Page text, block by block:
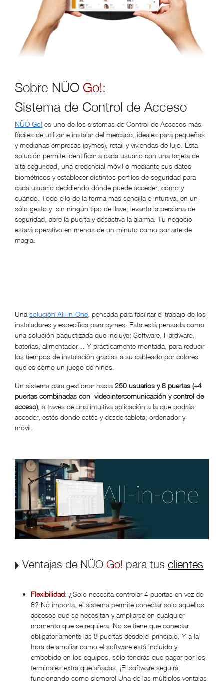
Sobre NÜO Go!:
Sistema de Control de Acceso
NÜO Go! es uno de los sistemas de Control de Accesos más
fáciles de utilizar e instalar del mercado, ideales para pequeñas
y medianas empresas (pymes), retail y viviendas de lujo. Esta
solución permite identificar a cada usuario con una tarjeta de
alta seguridad, una credencial móvil o mediante sus datos
biométricos y establecer distintos perfiles de seguridad para
cada usuario decidiendo dónde puede acceder, cómo y
cuándo. Todo ello de la forma más sencilla e intuitiva, en un
sólo gesto y sin ningún tipo de llave, levanta la persiana de
seguridad, abre la puerta y desactiva la alarma. Tu negocio
estará operativo en menos de un minuto como por arte de
magia.
Una solución All-in-One , pensada para facilitar el trabajo de los
instaladores y específica para pymes. Esta está pensada como
una solución paquetizada que incluye: Software, Hardware,
baterías, alimentador… Y prácticamente montada, para reducir
los tiempos de instalación gracias a su cableado por colores
que es como un juego de niños.
Un sistema para gestionar hasta 250 usuarios y 8 puertas (+4
puertas combinadas con videointercomunicación y control de
acceso), a través de una intuitiva aplicación a la que podrás
acceder, estés donde estés y desde tableta, ordenador y
móvil.
Ventajas de NÜOGo! para tusclientes
Flexibilidad: ¿Solo necesita controlar 4 puertas en vez de
8? No importa, el sistema permite conectar solo aquellos
accesos que se necesitan y ampliarse en cualquier
momento que se requiera. No se tiene que conectar
obligatoriamente las 8 puertas desde el principio. Y a la
hora de ampliar como el software está incluido y
embebido en los equipos, sólo tendrás que pagar por los
terminales extra que añadas. ¡El software seguirá
funcionando como siempre! Una de las múltiples ventajas